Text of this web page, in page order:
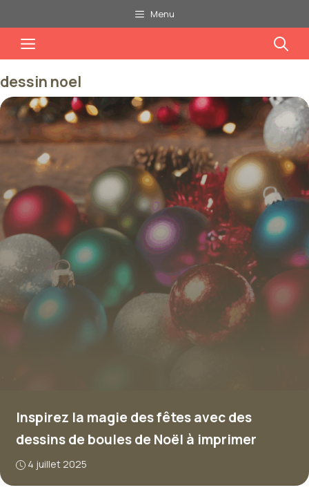
au
contenu
Menu
Menu
dessin noel
Inspirez la magie des fêtes avec des
dessins de boules de Noël à imprimer
4 juillet 2025